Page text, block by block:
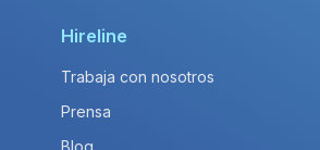
Hireline
Trabaja con nosotros
Prensa
Blog